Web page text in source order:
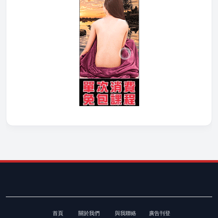
首頁 關於我們 與我聯絡 廣告刊登